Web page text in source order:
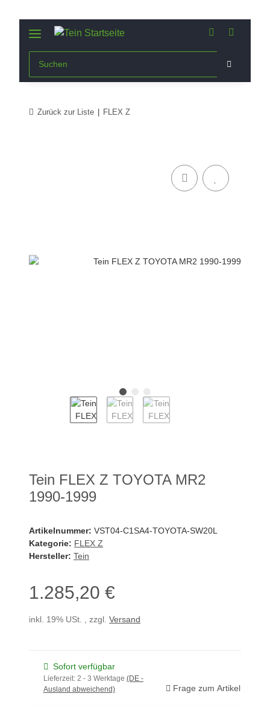
Zurück zur Liste FLEX Z
Tein FLEX Z TOYOTA MR2
1990-1999
Artikelnummer: VST04-C1SA4-TOYOTA-SW20L
Kategorie: FLEX Z
Hersteller: Tein
1.285,20 €
inkl. 19% USt. , zzgl. Versand
Sofort verfügbar
Lieferzeit: 2 - 3 Werktage (DE -
Ausland abweichend)
Frage zum Artikel